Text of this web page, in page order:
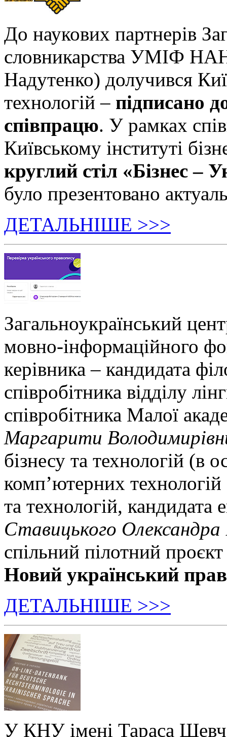
До наукових партнерів
словникарства УМІФ
Надутенко) долучився
технологій – підписано
співпрацю. У рамках
Київському інституті
круглий стіл «Бізнес –
було презентовано
ДЕТАЛЬНІШЕ >>>
Загальноукраїнський
мовно-інформаційного
керівника – кандидата
співробітника відділу
співробітника Малої
Маргарити
бізнесу та технологій (в
комп’ютерних технологій
та технологій, кандидата
Ставицького Олександра
спільний пілотний
Новий український
ДЕТАЛЬНІШЕ >>>
У КНУ імені Тараса